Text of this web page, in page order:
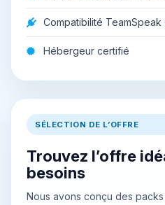
Compatibilité TeamSpeak
Hébergeur certifié
SÉLECTION DE L’OFFRE
Trouvez l’offre
besoins
Nous avons conçu des